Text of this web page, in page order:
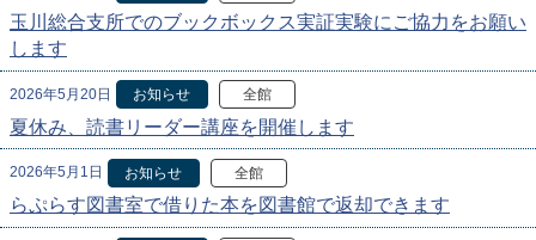
玉川総合支所でのブックボックス実証実験にご協力をお願い
します
2026年5月20日 お知らせ 全館
夏休み、読書リーダー講座を開催します
2026年5月1日 お知らせ 全館
らぷらす図書室で借りた本を図書館で返却できます